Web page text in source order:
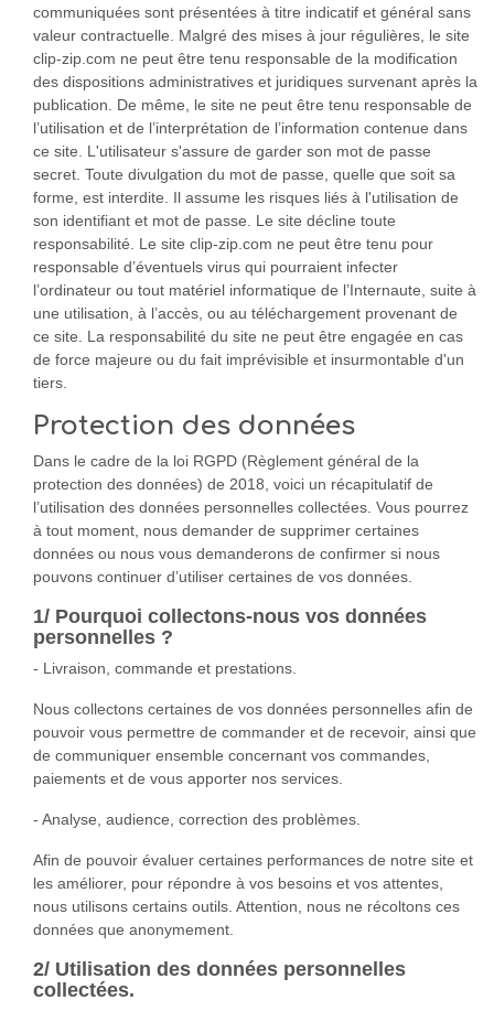
communiquées sont présentées à titre indicatif et général sans
valeur contractuelle. Malgré des mises à jour régulières, le site
clip-zip.com ne peut être tenu responsable de la modification
des dispositions administratives et juridiques survenant après la
publication. De même, le site ne peut être tenu responsable de
l’utilisation et de l’interprétation de l’information contenue dans
ce site. L'utilisateur s'assure de garder son mot de passe
secret. Toute divulgation du mot de passe, quelle que soit sa
forme, est interdite. Il assume les risques liés à l'utilisation de
son identifiant et mot de passe. Le site décline toute
responsabilité. Le site clip-zip.com ne peut être tenu pour
responsable d’éventuels virus qui pourraient infecter
l’ordinateur ou tout matériel informatique de l’Internaute, suite à
une utilisation, à l’accès, ou au téléchargement provenant de
ce site. La responsabilité du site ne peut être engagée en cas
de force majeure ou du fait imprévisible et insurmontable d'un
tiers.
Protection des données
Dans le cadre de la loi RGPD (Règlement général de la
protection des données) de 2018, voici un récapitulatif de
l’utilisation des données personnelles collectées. Vous pourrez
à tout moment, nous demander de supprimer certaines
données ou nous vous demanderons de confirmer si nous
pouvons continuer d’utiliser certaines de vos données.
1/ Pourquoi collectons-nous vos données
personnelles ?
- Livraison, commande et prestations.
Nous collectons certaines de vos données personnelles afin de
pouvoir vous permettre de commander et de recevoir, ainsi que
de communiquer ensemble concernant vos commandes,
paiements et de vous apporter nos services.
- Analyse, audience, correction des problèmes.
Afin de pouvoir évaluer certaines performances de notre site et
les améliorer, pour répondre à vos besoins et vos attentes,
nous utilisons certains outils. Attention, nous ne récoltons ces
données que anonymement.
2/ Utilisation des données personnelles
collectées.